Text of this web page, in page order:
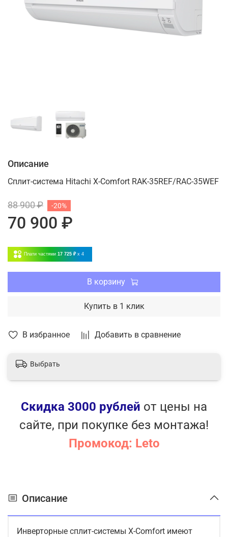
В избранное Добавить в сравнение
Описание
Сплит-система Hitachi X-Comfort RAK-35REF/RAC-35WEF
88 900 ₽
70 900 ₽
-20%
Плати частями 17 725 ₽ x 4
В корзину
Купить в 1 клик
Выбрать
Скидка 3000 рублей от цены на
сайте, при покупке без монтажа!
Промокод: Leto
Описание
Инверторные сплит-системы X-Comfort имеют